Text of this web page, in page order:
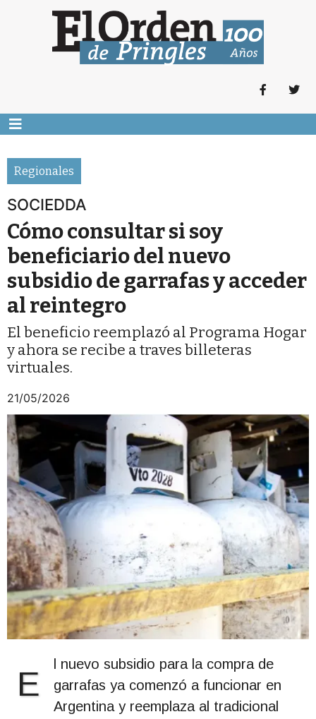
Regionales
SOCIEDDA
Cómo consultar si soy
beneficiario del nuevo
subsidio de garrafas y acceder
al reintegro
El beneficio reemplazó al Programa Hogar
y ahora se recibe a traves billeteras
virtuales.
21/05/2026
E
l nuevo subsidio para la compra de
garrafas ya comenzó a funcionar en
Argentina y reemplaza al tradicional